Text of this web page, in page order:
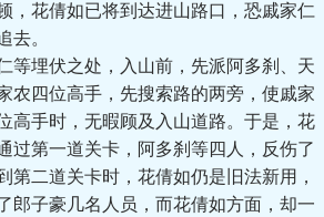
花倩如已将到达进山路口，恐戚家仁
去。
埋伏之处，入山前，先派阿多刹、天
农四位高手，先搜索路的两旁，使戚家
高手时，无暇顾及入山道路。于是，花
过第一道关卡，阿多刹等四人，反伤了
第二道关卡时，花倩如仍是旧法新用，
郎子豪几名人员，而花倩如方面，却一